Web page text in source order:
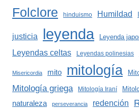
Folclore hinduismo Humildad
justicia leyenda Leyenda
Leyendas celtas Leyendas polinesias
Misericordia mito mitología
Mitología griega Mitología Iraní
naturaleza perseverancia redención